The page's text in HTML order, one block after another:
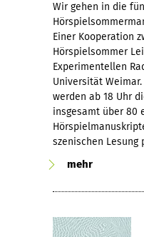
Wir gehen in die
Einer Kooperation
Hörspielsommer
Experimentellen
Universität Weimar.
werden ab 18 Uhr
insgesamt über 80
szenischen Lesung
mehr